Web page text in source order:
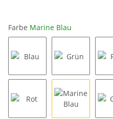
Farbe Marine Blau
Blau Grün